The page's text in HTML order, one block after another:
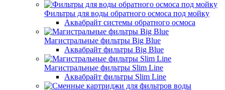
Фильтры для воды обратного осмоса под мойку
Аквабрайт системы обратного осмоса
Магистральные фильтры Big Blue
Аквабрайт фильтры Big Blue
Магистральные фильтры Slim Line
Аквабрайт фильтры Slim Line